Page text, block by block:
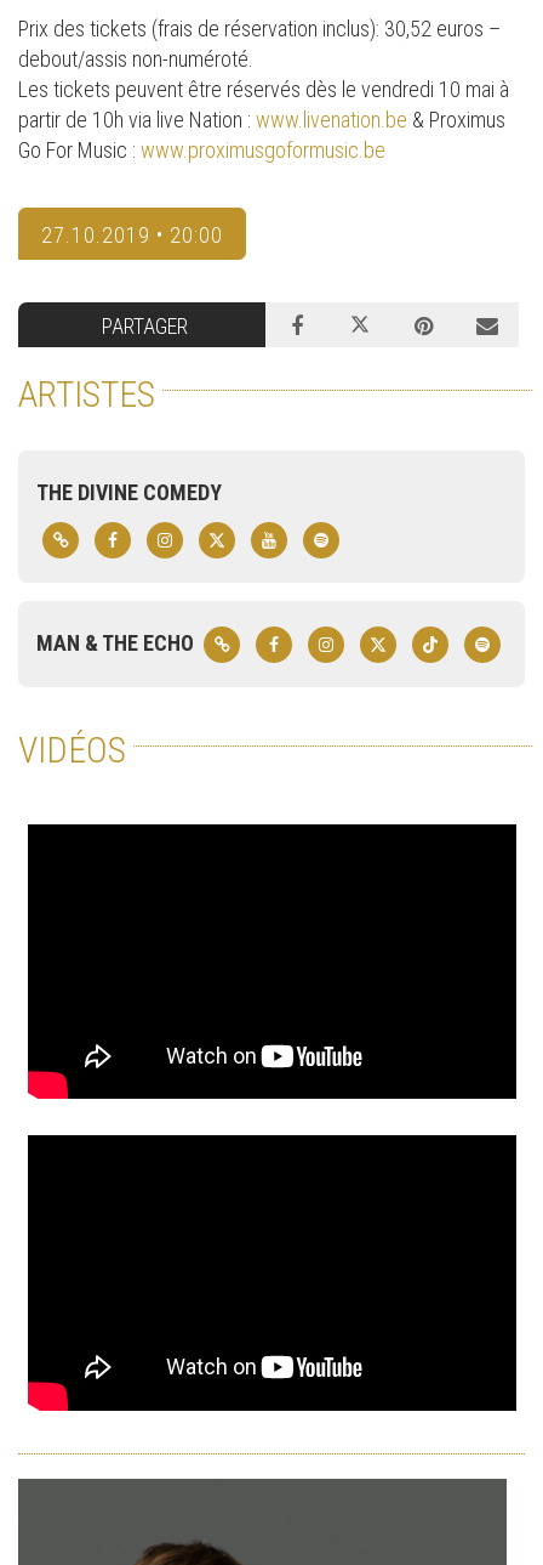
Prix des tickets (frais de réservation inclus): 30,52 euros –
debout/assis non-numéroté.
Les tickets peuvent être réservés dès le vendredi 10 mai à
partir de 10h via live Nation : www.livenation.be & Proximus
Go For Music : www.proximusgoformusic.be
27.10.2019 • 20:00
PARTAGER
ARTISTES
THE DIVINE COMEDY
MAN & THE ECHO
VIDÉOS